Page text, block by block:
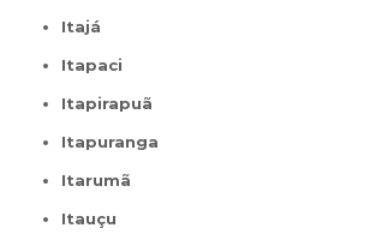
Itajá
Itapaci
Itapirapuã
Itapuranga
Itarumã
Itauçu